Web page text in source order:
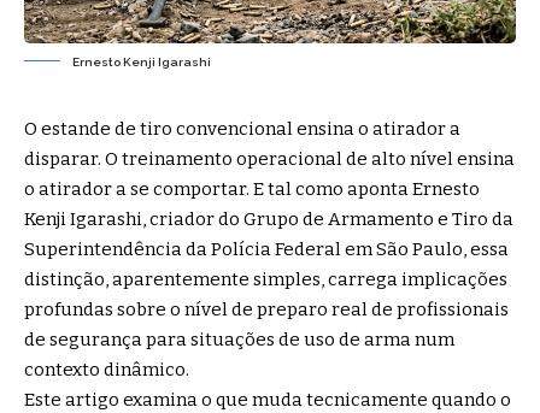
Ernesto Kenji Igarashi
O estande de tiro convencional ensina o atirador a
disparar. O treinamento operacional de alto nível ensina
o atirador a se comportar. E tal como aponta Ernesto
Kenji Igarashi, criador do Grupo de Armamento e Tiro da
Superintendência da Polícia Federal em São Paulo, essa
distinção, aparentemente simples, carrega implicações
profundas sobre o nível de preparo real de profissionais
de segurança para situações de uso de arma num
contexto dinâmico.
Este artigo examina o que muda tecnicamente quando o